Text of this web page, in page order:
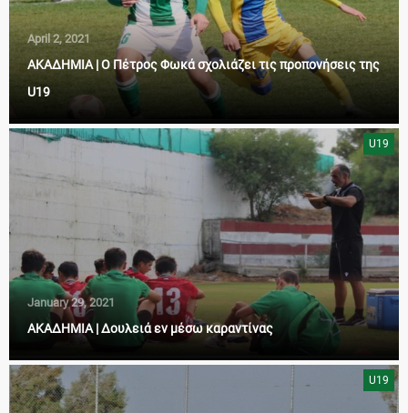
April 2, 2021
ΑΚΑΔΗΜΙΑ | Ο Πέτρος Φωκά σχολιάζει τις προπονήσεις της
U19
U19
January 29, 2021
ΑΚΑΔΗΜΙΑ | Δουλειά εν μέσω καραντίνας
U19